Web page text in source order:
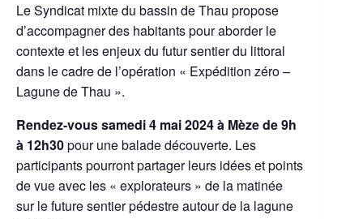
Le Syndicat mixte du bassin de Thau propose
d’accompagner des habitants pour aborder le
contexte et les enjeux du futur sentier du littoral
dans le cadre de l’opération « Expédition zéro –
Lagune de Thau ».
Rendez-vous samedi 4 mai 2024 à Mèze de 9h
à 12h30pour une balade découverte. Les
participants pourront partager leurs idées et points
de vue avec les « explorateurs » de la matinée
sur le future sentier pédestre autour de la lagune